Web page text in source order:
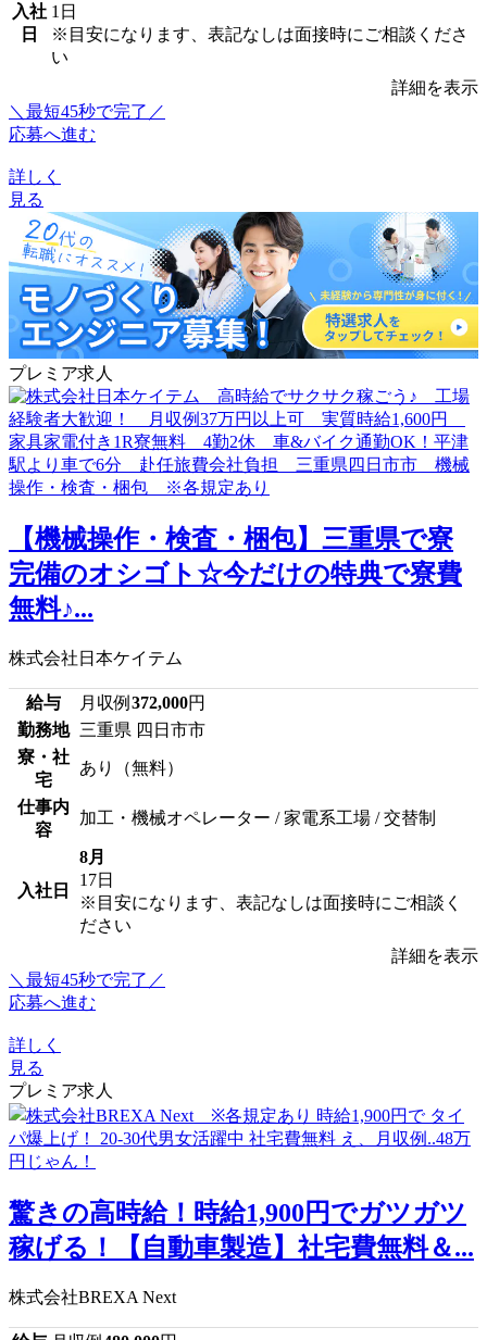
入社
日
1日
※目安になります、表記なしは面接時にご相談くださ
い
詳細を表示
＼最短45秒で完了／
応募へ進む
詳しく
見る
プレミア求人
【機械操作・検査・梱包】三重県で寮
完備のオシゴト☆今だけの特典で寮費
無料♪...
株式会社日本ケイテム
給与 月収例 372,000円
勤務地 三重県 四日市市
寮・社
宅
あり（無料）
仕事内
容
加工・機械オペレーター / 家電系工場 / 交替制
入社日
8月
17日
※目安になります、表記なしは面接時にご相談く
ださい
詳細を表示
＼最短45秒で完了／
応募へ進む
詳しく
見る
プレミア求人
驚きの高時給！時給1,900円でガツガツ
稼げる！【自動車製造】社宅費無料＆...
株式会社BREXA Next